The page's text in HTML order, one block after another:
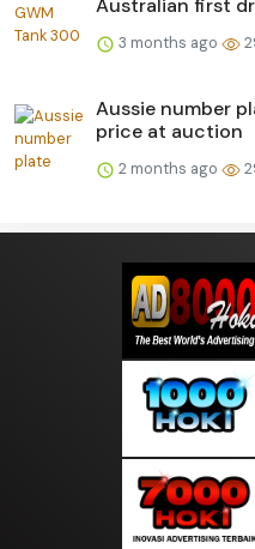
Australian first
3 months ago
Aussie number
price at auction
2 months ago